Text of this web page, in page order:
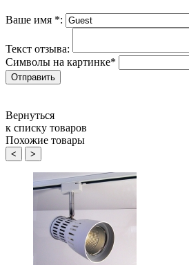
Ваше имя *:
Текст отзыва:
Символы на картинке*
Вернуться
к списку товаров
Похожие товары
< >